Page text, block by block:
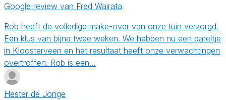
Google review van Fred Wairata
Rob heeft de volledige make-over van onze tuin verzorgd.
Een klus van bijna twee weken. We hebben nu een pareltje
in Kloosterveen en het resultaat heeft onze verwachtingen
overtroffen. Rob is een…
Hester de Jonge